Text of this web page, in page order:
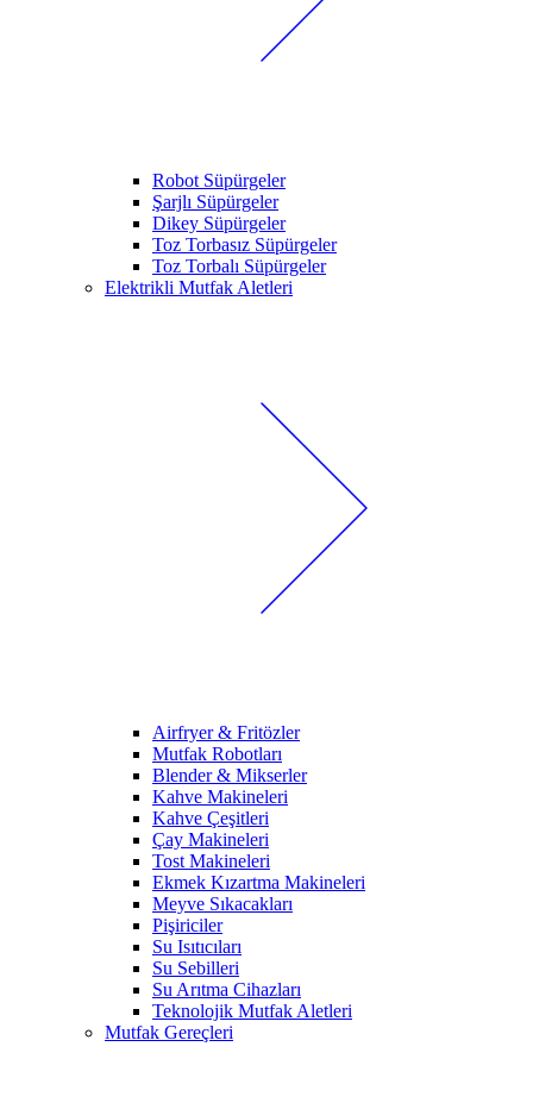
Robot Süpürgeler
Şarjlı Süpürgeler
Dikey Süpürgeler
Toz Torbasız Süpürgeler
Toz Torbalı Süpürgeler
Elektrikli Mutfak Aletleri
Airfryer & Fritözler
Mutfak Robotları
Blender & Mikserler
Kahve Makineleri
Kahve Çeşitleri
Çay Makineleri
Tost Makineleri
Ekmek Kızartma Makineleri
Meyve Sıkacakları
Pişiriciler
Su Isıtıcıları
Su Sebilleri
Su Arıtma Cihazları
Teknolojik Mutfak Aletleri
Mutfak Gereçleri